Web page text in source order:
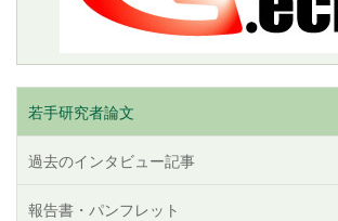
若手研究者論文
過去のインタビュー記事
報告書・パンフレット